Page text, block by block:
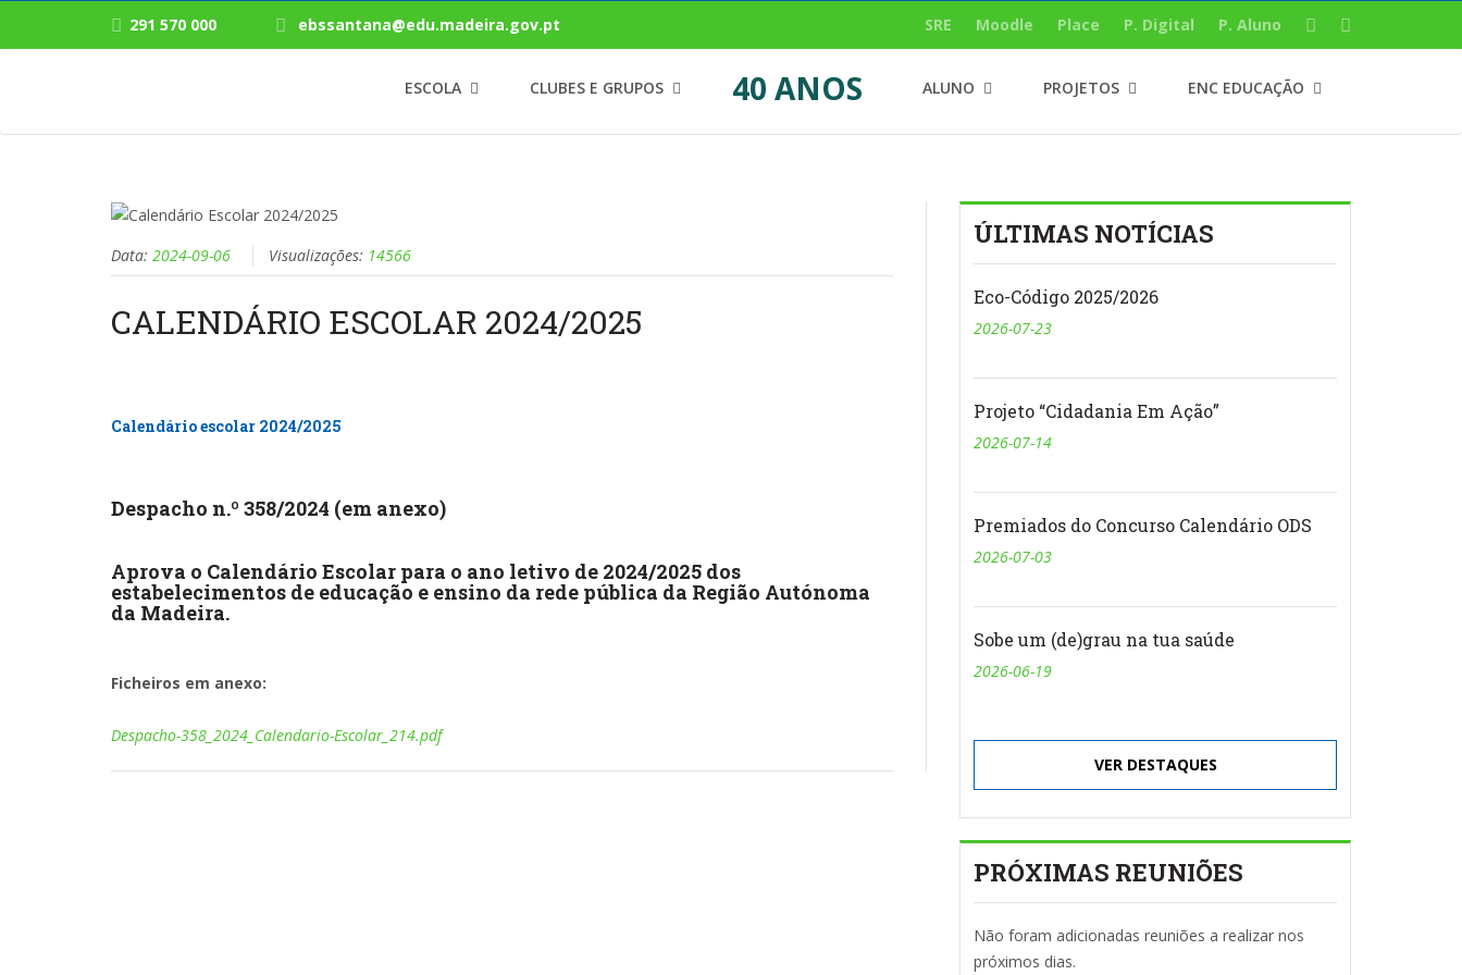
291 570 000 ebssantana@edu.madeira.gov.pt SRE Moodle Place P. Digital P. Aluno
ESCOLA CLUBES E GRUPOS 40 ANOS ALUNO PROJETOS ENC EDUCAÇÃO
Data: 2024-09-06 Visualizações: 14566
CALENDÁRIO ESCOLAR 2024/2025
Calendário escolar 2024/2025
Despacho n.º 358/2024 (em anexo)
Aprova o Calendário Escolar para o ano letivo de 2024/2025 dos
estabelecimentos de educação e ensino da rede pública da Região Autónoma
da Madeira.
Ficheiros em anexo:
Despacho-358_2024_Calendario-Escolar_214.pdf
ÚLTIMAS NOTÍCIAS
Eco-Código 2025/2026
2026-07-23
Projeto “Cidadania Em Ação”
2026-07-14
Premiados do Concurso Calendário ODS
2026-07-03
Sobe um (de)grau na tua saúde
2026-06-19
VER DESTAQUES
PRÓXIMAS REUNIÕES
Não foram adicionadas reuniões a realizar nos
próximos dias.